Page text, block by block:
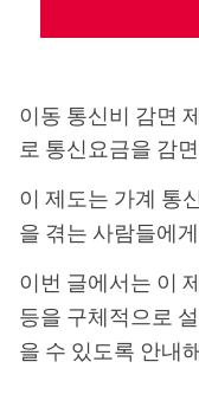
이동 통신비 감면
로 통신요금을 감
이 제도는 가계 통
을 겪는 사람들에
이번 글에서는 이
등을 구체적으로
을 수 있도록 안내